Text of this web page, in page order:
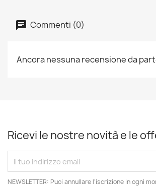
Commenti (0)
Ancora nessuna recensione da
Ricevi le nostre novità e le
NEWSLETTER: Puoi annullare l'iscrizione in ogni